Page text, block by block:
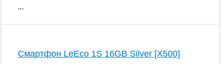
...
Смартфон LeEco 1S 16GB Silver [X500]